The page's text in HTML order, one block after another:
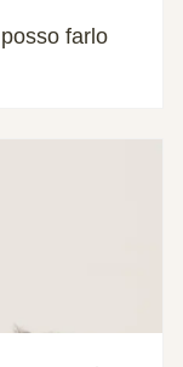
farlo